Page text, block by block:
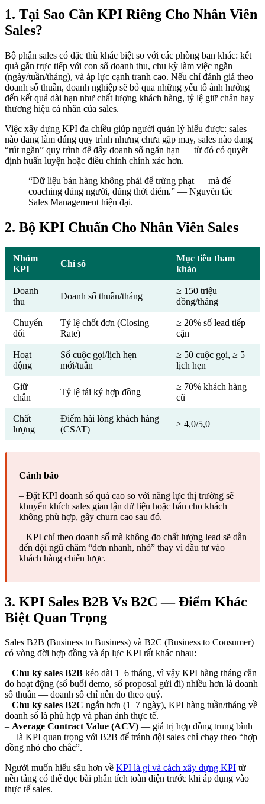
1. Tại Sao Cần KPI Riêng Cho Nhân Viên
Sales?
Bộ phận sales có đặc thù khác biệt so với các phòng ban khác: kết
quả gắn trực tiếp với con số doanh thu, chu kỳ làm việc ngắn
(ngày/tuần/tháng), và áp lực cạnh tranh cao. Nếu chỉ đánh giá theo
doanh số thuần, doanh nghiệp sẽ bỏ qua những yếu tố ảnh hưởng
đến kết quả dài hạn như chất lượng khách hàng, tỷ lệ giữ chân hay
thương hiệu cá nhân của sales.
Việc xây dựng KPI đa chiều giúp người quản lý hiểu được: sales
nào đang làm đúng quy trình nhưng chưa gặp may, sales nào đang
“rút ngắn” quy trình để đẩy doanh số ngắn hạn — từ đó có quyết
định huấn luyện hoặc điều chỉnh chính xác hơn.
“Dữ liệu bán hàng không phải để trừng phạt — mà để
coaching đúng người, đúng thời điểm.” — Nguyên tắc
Sales Management hiện đại.
2. Bộ KPI Chuẩn Cho Nhân Viên Sales
Nhóm
KPI
Chỉ số
Mục tiêu tham
khảo
Doanh
thu
Doanh số thuần/tháng
≥ 150 triệu
đồng/tháng
Chuyển
đổi
Tỷ lệ chốt đơn (Closing
Rate)
≥ 20% số lead tiếp
cận
Hoạt
động
Số cuộc gọi/lịch hẹn
mới/tuần
≥ 50 cuộc gọi, ≥ 5
lịch hẹn
Giữ
chân
Tỷ lệ tái ký hợp đồng
≥ 70% khách hàng
cũ
Chất
lượng
Điểm hài lòng khách hàng
(CSAT)
≥ 4,0/5,0
Cảnh báo
– Đặt KPI doanh số quá cao so với năng lực thị trường sẽ
khuyến khích sales gian lận dữ liệu hoặc bán cho khách
không phù hợp, gây churn cao sau đó.
– KPI chỉ theo doanh số mà không đo chất lượng lead sẽ dẫn
đến đội ngũ chăm “đơn nhanh, nhỏ” thay vì đầu tư vào
khách hàng chiến lược.
3. KPI Sales B2B Vs B2C — Điểm Khác
Biệt Quan Trọng
Sales B2B (Business to Business) và B2C (Business to Consumer)
có vòng đời hợp đồng và áp lực KPI rất khác nhau:
– Chu kỳ sales B2B kéo dài 1–6 tháng, vì vậy KPI hàng tháng cần
đo hoạt động (số buổi demo, số proposal gửi đi) nhiều hơn là doanh
số thuần — doanh số chỉ nên đo theo quý.
– Chu kỳ sales B2C ngắn hơn (1–7 ngày), KPI hàng tuần/tháng về
doanh số là phù hợp và phản ánh thực tế.
– Average Contract Value (ACV) — giá trị hợp đồng trung bình
— là KPI quan trọng với B2B để tránh đội sales chỉ chạy theo “hợp
đồng nhỏ cho chắc”.
Người muốn hiểu sâu hơn về KPI là gì và cách xây dựng KPI từ
nền tảng có thể đọc bài phân tích toàn diện trước khi áp dụng vào
thực tế sales.